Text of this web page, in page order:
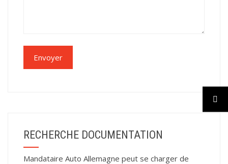
RECHERCHE DOCUMENTATION
Mandataire Auto Allemagne peut se charger de